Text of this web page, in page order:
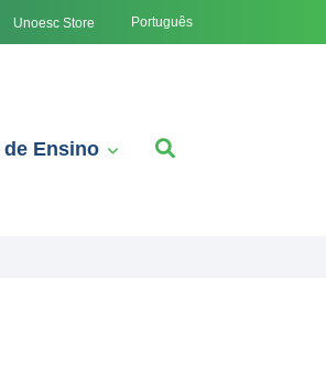
Unoesc Store Português
de Ensino